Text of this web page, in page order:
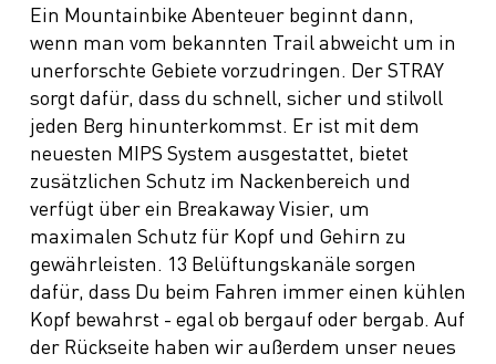
Ein Mountainbike Abenteuer beginnt dann,
wenn man vom bekannten Trail abweicht um in
unerforschte Gebiete vorzudringen. Der STRAY
sorgt dafür, dass du schnell, sicher und stilvoll
jeden Berg hinunterkommst. Er ist mit dem
neuesten MIPS System ausgestattet, bietet
zusätzlichen Schutz im Nackenbereich und
verfügt über ein Breakaway Visier, um
maximalen Schutz für Kopf und Gehirn zu
gewährleisten. 13 Belüftungskanäle sorgen
dafür, dass Du beim Fahren immer einen kühlen
Kopf bewahrst - egal ob bergauf oder bergab. Auf
der Rückseite haben wir außerdem unser neues